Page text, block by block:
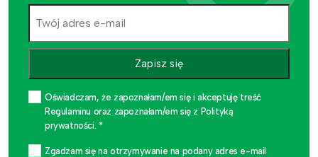
Zapisz się
Oświadczam, że zapoznałam/em się i akceptuję treść
Regulaminu oraz zapoznałam/em się z Polityką
prywatności. *
Zgadzam się na otrzymywanie na podany adres e-mail